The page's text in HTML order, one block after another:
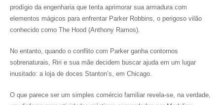
prodígio da engenharia que tenta aprimorar sua armadura com
elementos mágicos para enfrentar Parker Robbins, o perigoso vilão
conhecido como The Hood (Anthony Ramos).
No entanto, quando o conflito com Parker ganha contornos
sobrenaturais, Riri e sua mãe decidem buscar ajuda em um lugar
inusitado: a loja de doces Stanton’s, em Chicago.
O que parece ser um simples comércio familiar revela-se, na verdade,